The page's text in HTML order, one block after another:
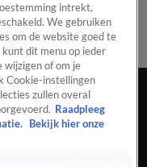
de redactiePanelVideo's
toont geen
fatale schietpartij op
intrekt,
We gebruiken
om de website goed te
kunt dit menu op ieder
wijzigen of om je
Cookie-instellingen
zullen overal
Raadpleeg
Bekijk hier onze